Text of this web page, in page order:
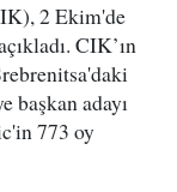
2 Ekim'de
CIK’ın
başkan adayı
773 oy